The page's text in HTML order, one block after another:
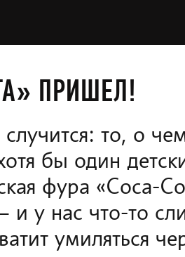
ПРИШЕЛ!
то, о
бы один
фура «Сoca-
и у нас что-то
умиляться